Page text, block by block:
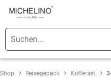
Shop Reisegepäck Kofferset